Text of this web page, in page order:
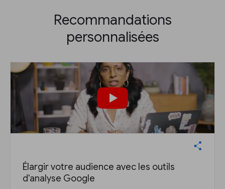
Recommandations
personnalisées
Élargir votre audience avec les outils
d'analyse Google